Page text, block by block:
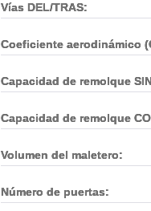
Vías DEL/TRAS:
Coeficiente aerodinámico
Capacidad de remolque
Capacidad de remolque
Volumen del maletero:
Número de puertas: